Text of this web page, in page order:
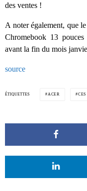
des ventes !
A noter également, que
Chromebook 13
avant la fin du mois
source
ÉTIQUETTES ACER CES